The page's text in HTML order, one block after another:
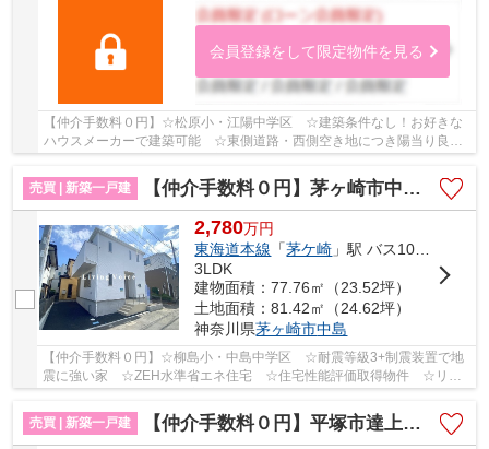
会員登録をして限定物件を見る
【仲介手数料０円】☆松原小・江陽中学区 ☆建築条件なし！お好きな
ハウスメーカーで建築可能 ☆東側道路・西側空き地につき陽当り良
好 ☆閑静な住宅街♪ 【平塚市の土地（売地）のこと...
売買 | 新築一戸建
【仲介手数料０円】茅ヶ崎市中島第15 新築一戸建て
2,780万円
東海道本線 「茅ケ崎 」駅 バス10分 「新田入口（神奈川県）」 停歩3分
3LDK
建物面積：77.76㎡（23.52坪）
土地面積：81.42㎡（24.62坪）
神奈川県茅ヶ崎市中島
【仲介手数料０円】☆柳島小・中島中学区 ☆耐震等級3+制震装置で地
震に強い家 ☆ZEH水準省エネ住宅 ☆住宅性能評価取得物件 ☆リビ
ング14帖以上 ☆収納豊富な間取り ☆コンビニ徒歩圏...
売買 | 新築一戸建
【仲介手数料０円】平塚市達上ヶ丘第4 新築一戸建て 2号棟 全2棟